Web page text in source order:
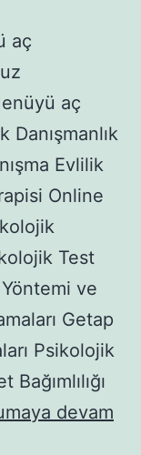
aç
aç
Danışmanlık
Evlilik
Online
Test
ve
Getap
Psikolojik
devam